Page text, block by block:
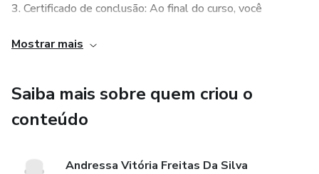
3. Certificado de conclusão: Ao final do curso, você
utilizado para comprovar suas habilidades e conhecimentos
no mercado.
Mostrar mais
Saiba mais sobre quem criou o
conteúdo
Andressa Vitória Freitas Da Silva